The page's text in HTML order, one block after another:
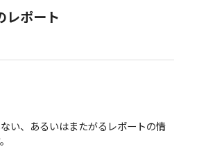
レポート
い、あるいはまたがるレポートの情